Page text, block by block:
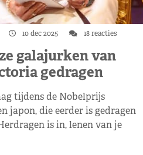
10 dec 2025 18 reacties
galajurken van
gedragen
tijdens de Nobelprijs
japon, die eerder is gedragen
is in, lenen van je